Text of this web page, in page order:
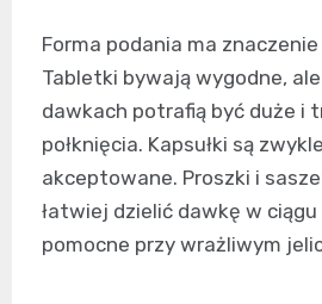
Forma podania ma
Tabletki bywają wygodne,
dawkach potrafią być duże i
połknięcia. Kapsułki są
akceptowane. Proszki i
łatwiej dzielić dawkę w
pomocne przy wrażliwym